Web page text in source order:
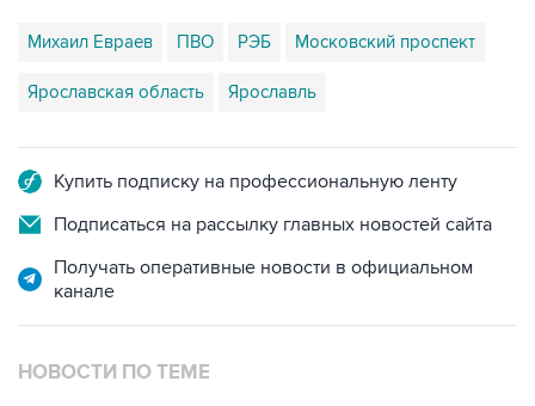
Михаил Евраев ПВО РЭБ Московский проспект
Ярославская область Ярославль
Купить подписку на профессиональную ленту
Подписаться на рассылку главных новостей сайта
Получать оперативные новости в официальном
канале
НОВОСТИ ПО ТЕМЕ